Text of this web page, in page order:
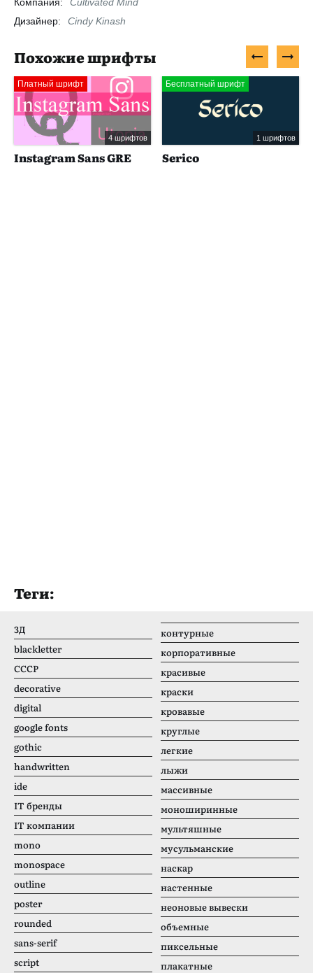
Дизайнер:
Cindy Kinash
Похожие шрифты
Платный шрифт
4 шрифтов
Instagram Sans GRE
Бесплатный шрифт
1 шрифтов
Serico
Теги:
3Д
blackletter
CCCР
decorative
digital
google fonts
gothic
handwritten
ide
IT бренды
IT компании
mono
monospace
outline
poster
rounded
sans-serif
script
контурные
корпоративные
красивые
краски
кровавые
круглые
легкие
лыжи
массивные
моноширинные
мультяшные
мусульманские
наскар
настенные
неоновые вывески
объемные
пиксельные
плакатные